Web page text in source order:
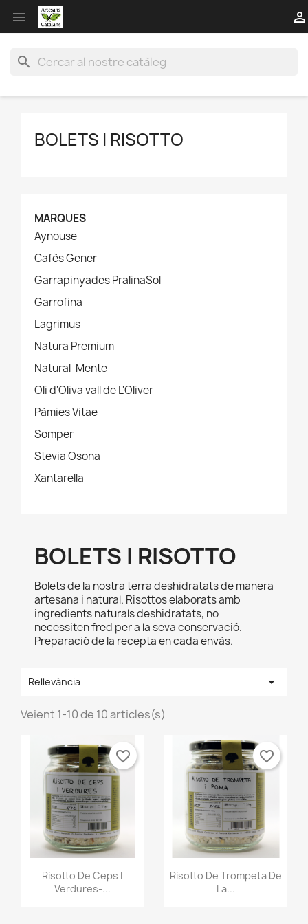
 
search
BOLETS I RISOTTO
MARQUES
Aynouse
Cafès Gener
Garrapinyades PralinaSol
Garrofina
Lagrimus
Natura Premium
Natural-Mente
Oli d'Oliva vall de L'Oliver
Pàmies Vitae
Somper
Stevia Osona
Xantarella
BOLETS I RISOTTO
Bolets de la nostra terra deshidratats de manera
artesana i natural. Risottos elaborats amb
ingredients naturals deshidratats, no
necessiten fred per a la seva conservació.
Preparació de la recepta en cada envàs.
Rellevància 
Veient 1-10 de 10 articles(s)
Vista ràpida
Risotto De Ceps I
Verdures-...
favorite_border
Vista ràpida
Risotto De Trompeta De
La...
favorite_border